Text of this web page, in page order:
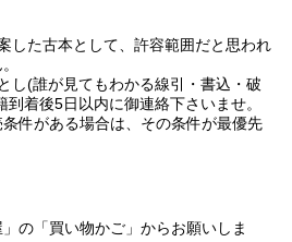
した古本として、許容範囲だと思われ
し(誰が見てもわかる線引・書込・破
着後5日以内に御連絡下さいませ。
件がある場合は、その条件が最優先
の「買い物かご」からお願いしま